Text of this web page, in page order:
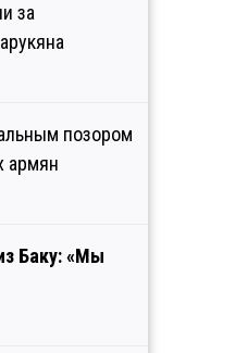
за
позором
армян
Баку: «Мы